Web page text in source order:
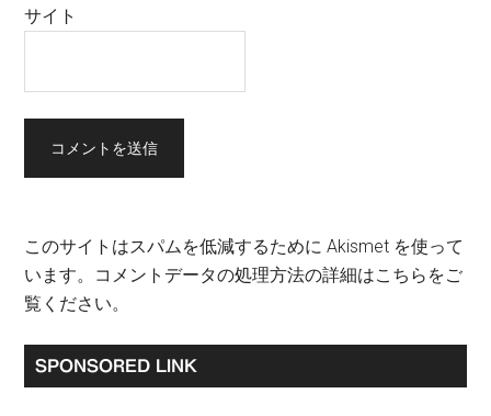
サイト
このサイトはスパムを低減するために Akismet を使って
います。 コメントデータの処理方法の詳細はこちらをご
覧ください。
最
SPONSORED LINK